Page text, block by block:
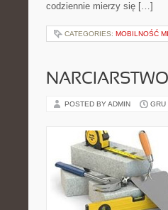
codziennie mierzy się […]
CATEGORIES: MOBILNOŚĆ
POSTED BY ADMIN GRU